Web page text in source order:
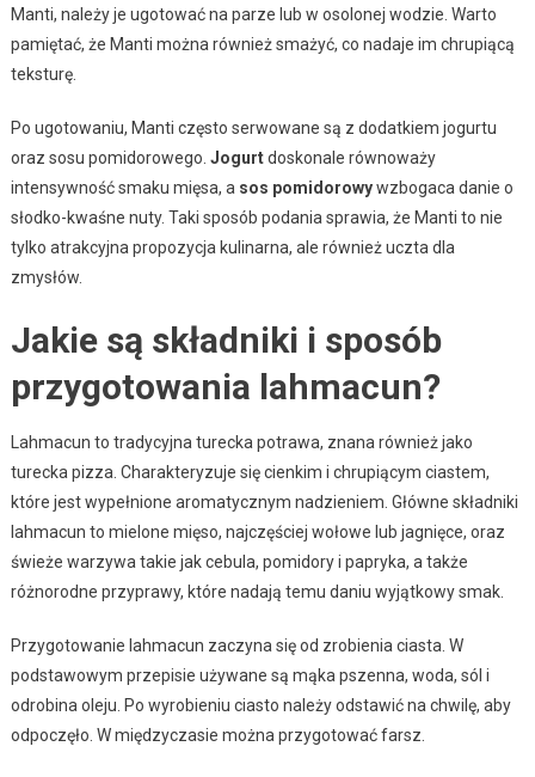
Manti, należy je ugotować na parze lub w osolonej wodzie. Warto
pamiętać, że Manti można również smażyć, co nadaje im chrupiącą
teksturę.
Po ugotowaniu, Manti często serwowane są z dodatkiem jogurtu
oraz sosu pomidorowego. Jogurtdoskonale równoważy
intensywność smaku mięsa, a sos pomidorowywzbogaca danie o
słodko-kwaśne nuty. Taki sposób podania sprawia, że Manti to nie
tylko atrakcyjna propozycja kulinarna, ale również uczta dla
zmysłów.
Jakie są składniki i sposób
przygotowania lahmacun?
Lahmacun to tradycyjna turecka potrawa, znana również jako
turecka pizza. Charakteryzuje się cienkim i chrupiącym ciastem,
które jest wypełnione aromatycznym nadzieniem. Główne składniki
lahmacun to mielone mięso, najczęściej wołowe lub jagnięce, oraz
świeże warzywa takie jak cebula, pomidory i papryka, a także
różnorodne przyprawy, które nadają temu daniu wyjątkowy smak.
Przygotowanie lahmacun zaczyna się od zrobienia ciasta. W
podstawowym przepisie używane są mąka pszenna, woda, sól i
odrobina oleju. Po wyrobieniu ciasto należy odstawić na chwilę, aby
odpoczęło. W międzyczasie można przygotować farsz.